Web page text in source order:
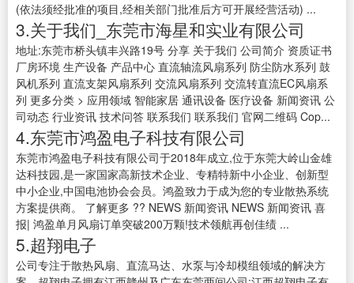
(依法须经批准的项目,经相关部门批准后方可开展经营活动) ...
3.关于我们_东莞市海星和实业有限公司
地址:东莞市桥头镇丰兴路19号 分享 关于我们 公司简介 资质证书
厂房环境 生产设备 产品中心 直流轴流风扇系列 防尘防水系列 鼓
风机系列 直流支架风扇系列 交流风扇系列 交流转直流EC风扇系
列 更多分类 > 应用领域 智能家居 通讯设备 医疗设备 新闻资讯 公
司动态 行业资讯 技术问答 联系我们 联系我们 官网二维码 Cop...
4.东莞市鸿盈电子科技有限公司
东莞市鸿盈电子科技有限公司于2018年成立,位于东莞大岭山金雄
达科技园,是一家国家高新技术企业、专精特新中小企业、创新型
中小企业,中国电池协会会员。鸿盈致力于成为您的专业散热系统
方案提供商。 了解更多 ?? NEWS 新闻资讯 NEWS 新闻资讯 喜
报| 鸿盈单月风扇订单突破200万颗!技术领航再创佳绩 ...
5.超翔电子
公司专注于散热风扇、直流马达、水泵与冷却模组领域的解决方